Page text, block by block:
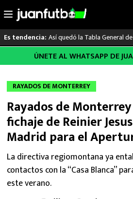
al
Es tendencia: Así quedó la Tabla General
LO ÚLTIMO
LIGA MX
RAYADOS
PUMAS
ATLANTE
SELECCIÓN MEXICANA
ÚNETE AL WHATSAPP DE
RAYADOS DE MONTERREY
Rayados de
fichaje de Reinier
Madrid para el
La directiva regiomontana ya
contactos con la “Casa Blanca”
este verano.